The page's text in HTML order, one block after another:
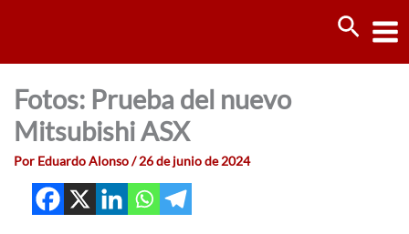
Fotos: Prueba del nuevo
Mitsubishi ASX
Por Eduardo Alonso/26 de junio de 2024